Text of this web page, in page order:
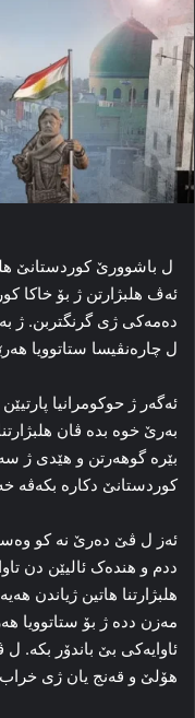
ل باشوورێ کوردستانێ
ئه‌ڤ هلبژارتن ژ بۆ خاکا
ده‌مه‌کی ژی گرنگتربن. ژ
ل چارەنڤیسا ستاتوویا
ئه‌گه‌ر ژ حوکومرانیا
به‌رێ خوه‌ بده‌ ڤان
بێره‌ گوهه‌رتن و هێدی ژ
کوردستانێ دکاره‌ بکه‌ڤه‌
ئه‌ز ل ڤێ ده‌رێ نه‌ کو
ددم و هنده‌ک ئالیێن دن
هلبژارتنا هاتین ژیاندن
مه‌زن دده‌ ژ بۆ ستاتوویا
ئاوایه‌کی بێ باندۆر بکه‌.
هۆلێ و قه‌نج یان ژی